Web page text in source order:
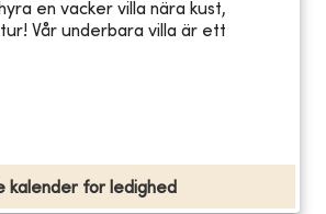
en vacker villa nära kust,
Vår underbara villa är ett
kalender for ledighed